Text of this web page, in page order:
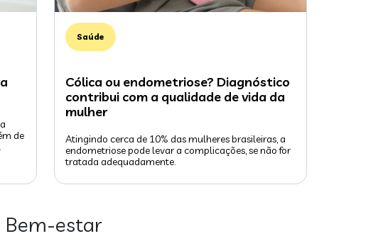
de
Saúde
Cólica ou endometriose? Diagnóstico
contribui com a qualidade de vida da
mulher
Atingindo cerca de 10% das mulheres brasileiras, a
endometriose pode levar a complicações, se não for
tratada adequadamente.
Bem-estar